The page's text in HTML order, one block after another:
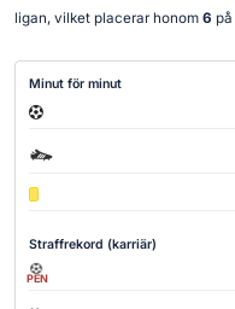
ligan, vilket placerar honom 6 på
Minut för minut
Straffrekord (karriär)
PEN